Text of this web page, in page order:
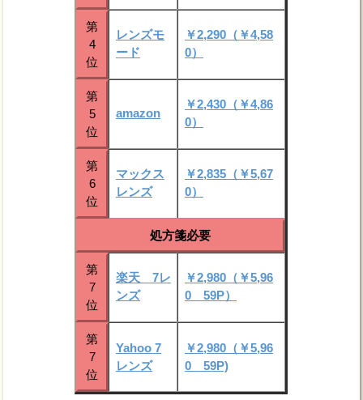
第
4
位
レンズモ
ード
￥2,290（￥4,58
0）
第
5
位
amazon
￥2,430（￥4,86
0）
第
6
位
マックス
レンズ
￥2,835（￥5,67
0）
処方箋必要
第
7
位
楽天 7レ
ンズ
￥2,980（￥5,96
0 59P）
第
7
位
Yahoo 7
レンズ
￥2,980（￥5,96
0 59P)